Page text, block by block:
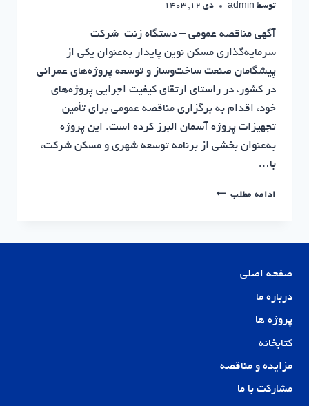
توسط admin دی 12, 1403
آگهی مناقصه عمومی – دستگاه زنت شرکت
سرمایه‌گذاری مسکن نوین پایدار به‌عنوان یکی از
پیشگامان صنعت ساخت‌وساز و توسعه پروژه‌های عمرانی
در کشور، در راستای ارتقای کیفیت اجرایی پروژه‌های
خود، اقدام به برگزاری مناقصه عمومی برای تأمین
تجهیزات پروژه آسمان البرز کرده است. این پروژه
به‌عنوان بخشی از برنامه توسعه شهری و مسکن شرکت،
با…
ادامه مطلبآگهی
صفحه اصلی
درباره ما
پروژه ها
کتابخانه
مزایده و مناقصه
مشارکت با ما